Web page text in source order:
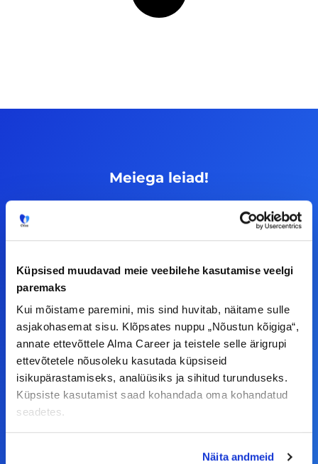
Küpsised muudavad meie veebilehe kasutamise veelgi
paremaks
Kui mõistame paremini, mis sind huvitab, näitame sulle
asjakohasemat sisu. Klõpsates nuppu „Nõustun kõigiga“,
annate ettevõttele Alma Career ja teistele selle ärigrupi
ettevõtetele nõusoleku kasutada küpsiseid
isikupärastamiseks, analüüsiks ja sihitud turunduseks.
Küpsiste kasutamist saad kohandada oma kohandatud
seadetes.
Näita andmeid
Meiega leiad!
Tööelublogi.ee lehelt leiad kõik vajaliku, et olla
kursis tööturu uudistega. Kui sul on
teha koostööd, siis võta meiega julgelt ühendust.
F
a
c
e
b
o
I
n
s
t
a
g
L
i
n
k
e
d
Y
o
u
t
u
b
e
© Alma Career Estonia OÜ
Tööotsijale